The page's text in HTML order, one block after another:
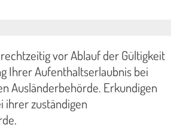
vor Ablauf der Gültigkeit
Ihrer Aufenthaltserlaubnis bei
Ausländerbehörde. Erkundigen
ihrer zuständigen